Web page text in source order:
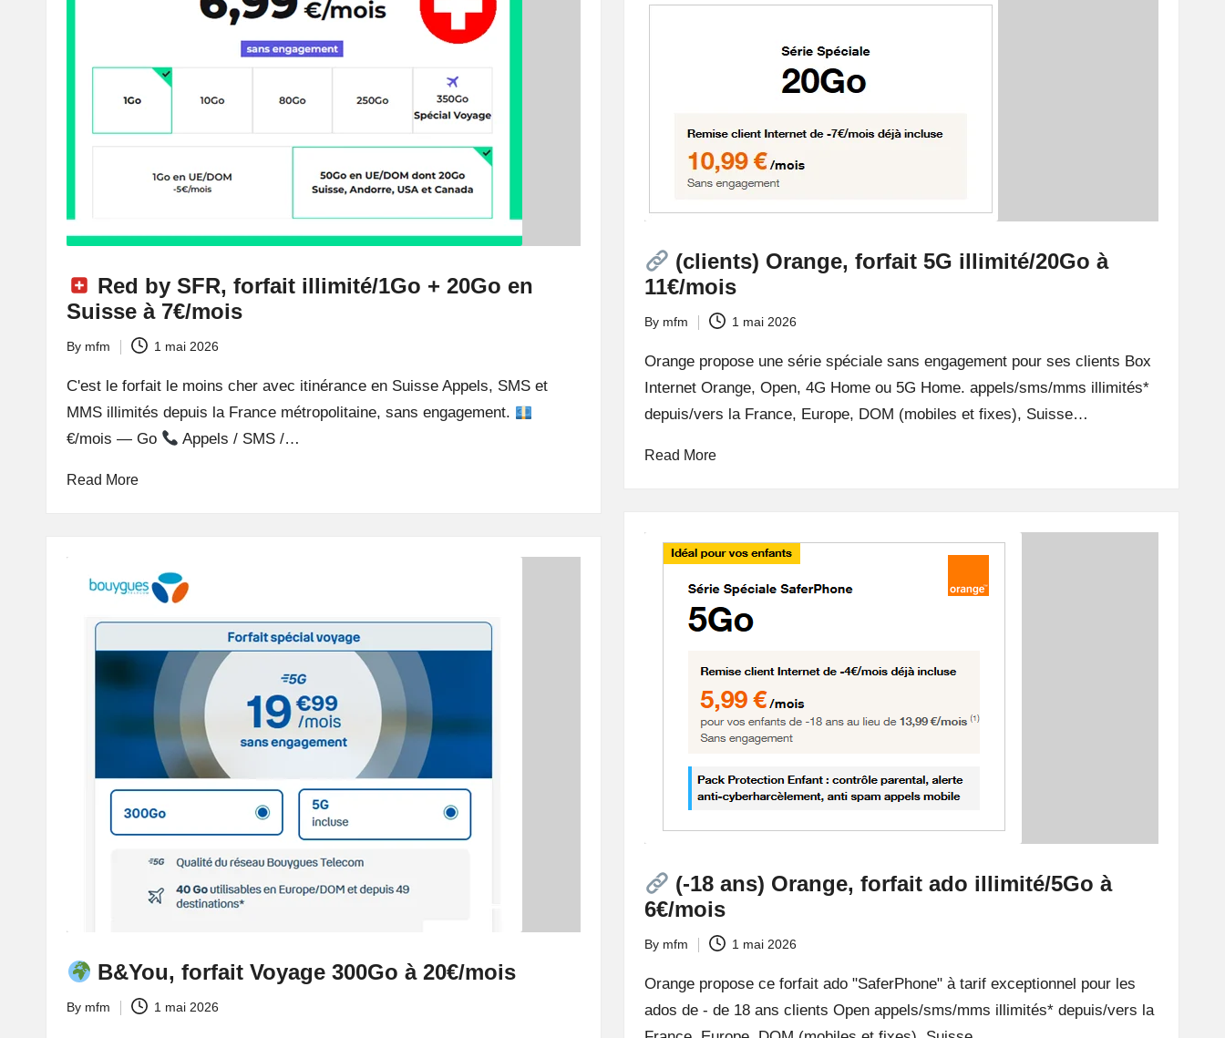
Red by SFR, forfait illimité/1Go + 20Go en
Suisse à 7€/mois
Posted
by
By mfm 1 mai 2026
C'est le forfait le moins cher avec itinérance en Suisse Appels, SMS et
MMS illimités depuis la France métropolitaine, sans engagement.
€/mois — Go
Appels / SMS /…
Read More
(clients) Orange, forfait 5G illimité/20Go à
11€/mois
Posted
by
By mfm 1 mai 2026
Orange propose une série spéciale sans engagement pour ses clients Box
Internet Orange, Open, 4G Home ou 5G Home. appels/sms/mms illimités*
depuis/vers la France, Europe, DOM (mobiles et fixes), Suisse…
Read More
(-18 ans) Orange, forfait ado illimité/5Go à
6€/mois
Posted
by
By mfm 1 mai 2026
Orange propose ce forfait ado "SaferPhone" à tarif exceptionnel pour les
ados de - de 18 ans clients Open appels/sms/mms illimités* depuis/vers la
B&You, forfait Voyage 300Go à 20€/mois
Posted
By mfm 1 mai 2026